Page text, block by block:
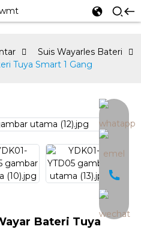
Suis Wayarles Bateri
Tuya Smart 1 Gang
Bateri Tuya